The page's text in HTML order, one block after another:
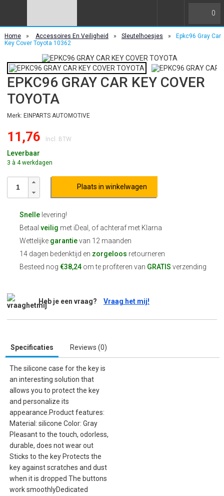
0
Home » Accessoires En Veiligheid » Sleutelhoesjes »
Epkc96 Gray Car
Key Cover Toyota 10362
EPKC96 GRAY CAR KEY COVER
TOYOTA
Merk: EINPARTS AUTOMOTIVE
11,76 Incl. BTW
Leverbaar
3 à 4 werkdagen
Plaats in winkelwagen
Snellelevering!
Betaal veilig met iDeal, of achteraf met Klarna
Wettelijke garantievan 12 maanden
14 dagen bedenktijd en zorgeloos retourneren
Besteed nog €38,24om te profiteren van GRATIS verzending
Heb je een vraag? Vraag het mij!
Specificaties Reviews (0)
The silicone case for the key is
an interesting solution that
allows you to protect the key
and personalize its
appearance.Product features:
Material: silicone Color: Gray
Pleasant to the touch, odorless,
durable, does not wear out
Sticks to the key Protects the
key against scratches and dust
when it is dropped The buttons
work smoothlyDedicated